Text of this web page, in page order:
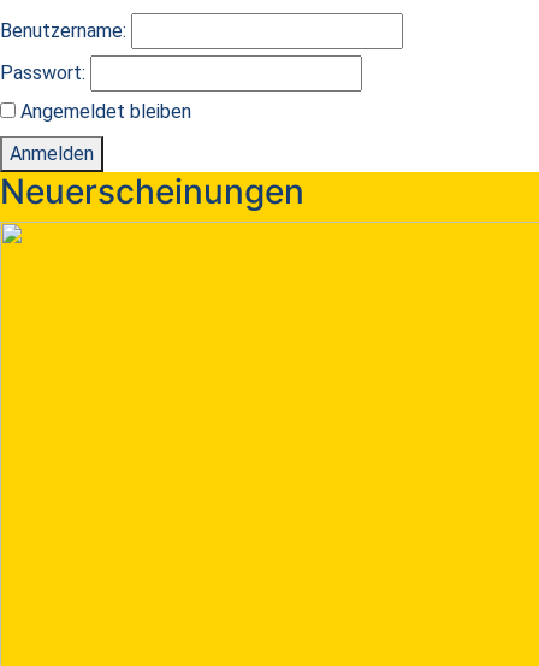
Benutzername:
Passwort:
Angemeldet bleiben
Anmelden
Neuerscheinungen